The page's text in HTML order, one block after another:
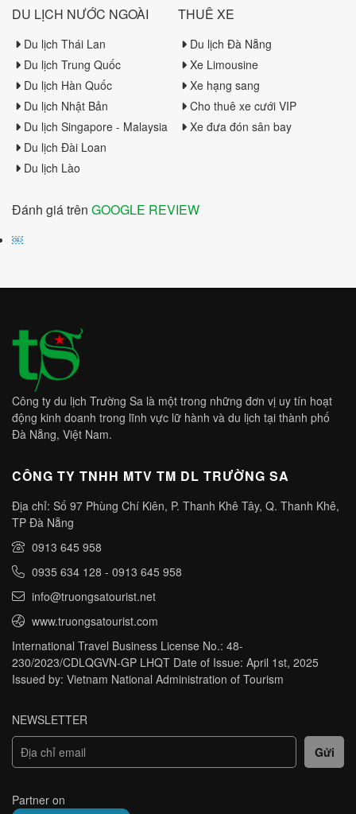
DU LỊCH NƯỚC NGOÀI
Du lịch Thái Lan
Du lịch Trung Quốc
Du lịch Hàn Quốc
Du lịch Nhật Bản
Du lịch Singapore - Malaysia
Du lịch Đài Loan
Du lịch Lào
THUÊ XE
Du lịch Đà Nẵng
Xe Limousine
Xe hạng sang
Cho thuê xe cưới VIP
Xe đưa đón sân bay
Đánh giá trên GOOGLE REVIEW
￼
Công ty du lịch Trường Sa là một trong những đơn vị uy tín hoạt
động kinh doanh trong lĩnh vực lữ hành và du lịch tại thành phố
Đà Nẵng, Việt Nam.
CÔNG TY TNHH MTV TM DL TRƯỜNG SA
Địa chỉ: Số 97 Phùng Chí Kiên, P. Thanh Khê Tây, Q. Thanh Khê,
TP Đà Nẵng
0913 645 958
0935 634 128 - 0913 645 958
info@truongsatourist.net
www.truongsatourist.com
International Travel Business License No.: 48-
230/2023/CDLQGVN-GP LHQT Date of Issue: April 1st, 2025
Issued by: Vietnam National Administration of Tourism
NEWSLETTER
Partner on